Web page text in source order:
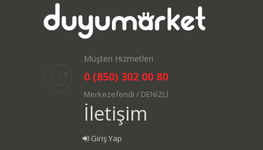
Müşteri Hizmetleri
0 (850) 302 00 80
Merkezefendi / DENİZLİ
İletişim
Giriş Yap